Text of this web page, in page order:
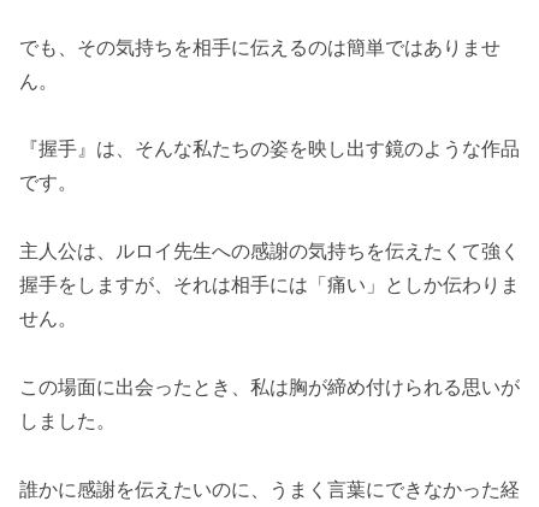
でも、その気持ちを相手に伝えるのは簡単ではありませ
ん。
『握手』は、そんな私たちの姿を映し出す鏡のような作品
です。
主人公は、ルロイ先生への感謝の気持ちを伝えたくて強く
握手をしますが、それは相手には「痛い」としか伝わりま
せん。
この場面に出会ったとき、私は胸が締め付けられる思いが
しました。
誰かに感謝を伝えたいのに、うまく言葉にできなかった経